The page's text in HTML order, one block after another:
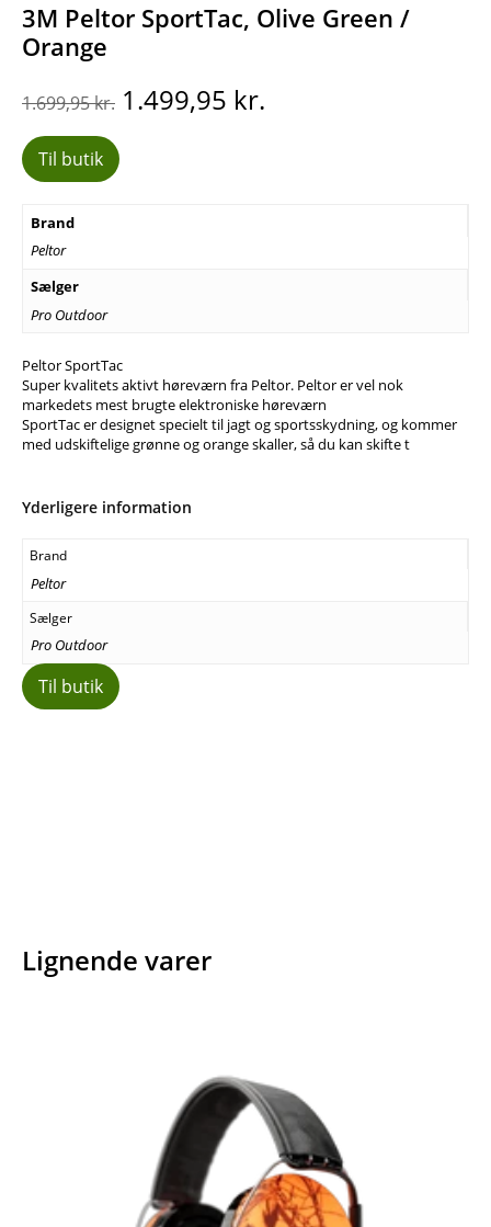
3M Peltor SportTac, Olive Green /
Orange
1.699,95kr. Den
oprindelige
1.499,95 kr.
Til butik
Brand
Peltor
Sælger
Pro Outdoor
Peltor SportTac
Super kvalitets aktivt høreværn fra Peltor. Peltor er vel nok
markedets mest brugte elektroniske høreværn
SportTac er designet specielt til jagt og sportsskydning, og kommer
med udskiftelige grønne og orange skaller, så du kan skifte t
Yderligere information
Brand
Peltor
Sælger
Pro Outdoor
Til butik
Lignende varer